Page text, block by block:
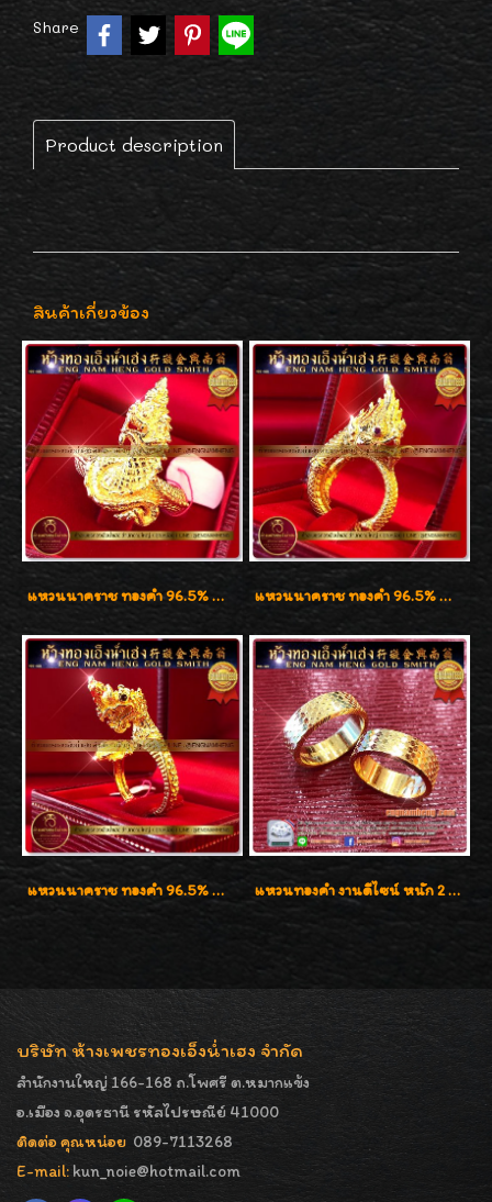
Share
Product description
สินค้าเกี่ยวข้อง
แหวนนาคราช ทองคำ 96.5% น้ำหนัก 1 บาท (15.2g) แหวนนาคราช ทองคำ 96.5% น้ำหนัก 21.2g งานดีไซน์สวยมากๆค่ะ
แหวนนาคราช ทองคำ 96.5% น้ำหนัก 15.6g งานดีไซน์สวยๆค่ะ แหวนทองคำ งานดีไซน์ หนัก 2 สลึง เงาวิ้บวั้บ
บริษัท ห้างเพชรทองเอ็งน่ำเฮง จำกัด
สำนักงานใหญ่ 166-168 ถ.โพศรี ต.หมากแข้ง
อ.เมือง จ.อุดรธานี รหัสไปรษณีย์ 41000
ติดต่อ คุณหน่อย 089-7113268
E-mail: kun_noie@hotmail.com